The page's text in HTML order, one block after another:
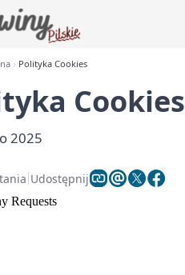
Polityka Cookies
Cookies
2025
Udostępnij